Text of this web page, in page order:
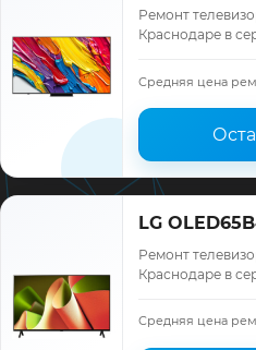
Ремонт
Краснодаре в
запчасти и
Средняя цена
LG
Ремонт
Краснодаре в
запчасти и
Средняя цена